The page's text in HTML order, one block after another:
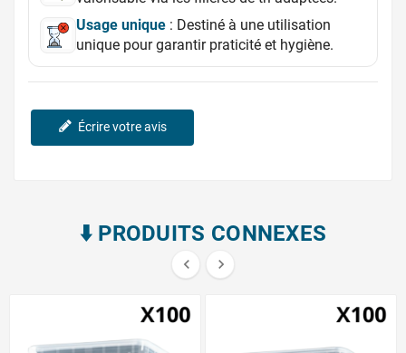
Usage unique : Destiné à une utilisation
unique pour garantir praticité et hygiène.
Écrire votre avis
⬇️​ PRODUITS CONNEXES
 